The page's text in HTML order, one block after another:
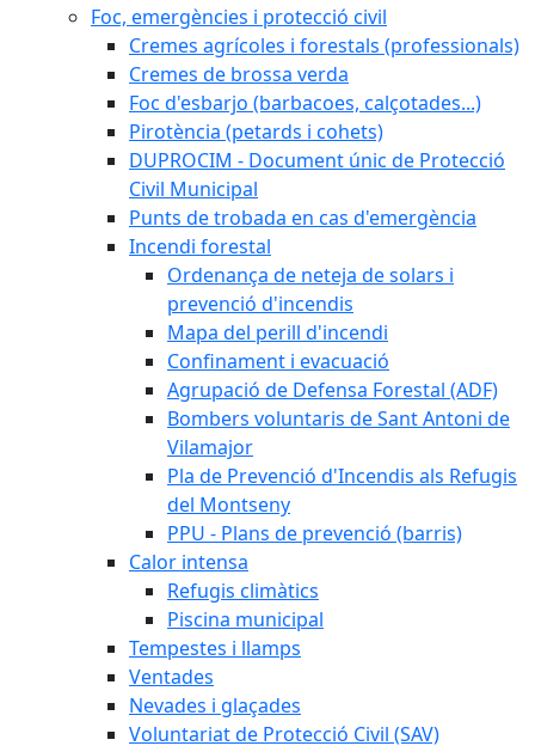
Foc, emergències i protecció civil
Cremes agrícoles i forestals (professionals)
Cremes de brossa verda
Foc d'esbarjo (barbacoes, calçotades...)
Pirotència (petards i cohets)
DUPROCIM - Document únic de Protecció
Civil Municipal
Punts de trobada en cas d'emergència
Incendi forestal
Ordenança de neteja de solars i
prevenció d'incendis
Mapa del perill d'incendi
Confinament i evacuació
Agrupació de Defensa Forestal (ADF)
Bombers voluntaris de Sant Antoni de
Vilamajor
Pla de Prevenció d'Incendis als Refugis
del Montseny
PPU - Plans de prevenció (barris)
Calor intensa
Refugis climàtics
Piscina municipal
Tempestes i llamps
Ventades
Nevades i glaçades
Voluntariat de Protecció Civil (SAV)